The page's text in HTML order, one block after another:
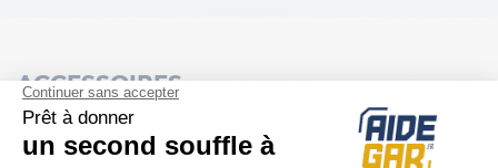
ACCESSOIRES